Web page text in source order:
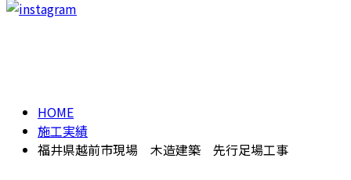
HOME
施工実績
福井県越前市現場 木造建築 先行足場工事